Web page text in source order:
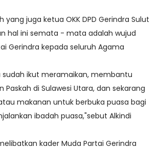
yang juga ketua OKK DPD Gerindra Sulut
hal ini semata - mata adalah wujud
Gerindra kepada seluruh Agama
sudah ikut meramaikan, membantu
Paskah di Sulawesi Utara, dan sekarang
makanan untuk berbuka puasa bagi
ibadah puasa,"sebut Alkindi
kader Muda Partai Gerindra